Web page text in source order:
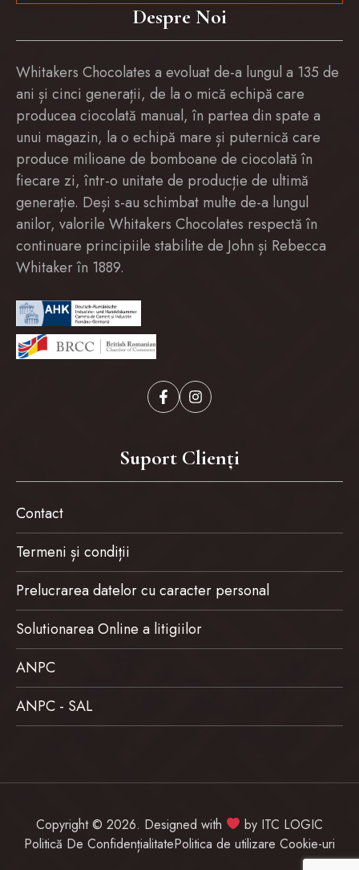
Despre Noi
Whitakers Chocolates a evoluat de-a lungul a 135 de
ani și cinci generații, de la o mică echipă care
producea ciocolată manual, în partea din spate a
unui magazin, la o echipă mare și puternică care
produce milioane de bomboane de ciocolată în
fiecare zi, într-o unitate de producție de ultimă
generație. Deși s-au schimbat multe de-a lungul
anilor, valorile Whitakers Chocolates respectă în
continuare principiile stabilite de John și Rebecca
Whitaker în 1889.
Suport Clienți
Contact
Termeni și condiții
Prelucrarea datelor cu caracter personal
Solutionarea Online a litigiilor
ANPC
ANPC - SAL
Copyright © 2026. Designed with by ITC LOGIC
Politică De ConfidențialitatePolitica de utilizare Cookie-uri